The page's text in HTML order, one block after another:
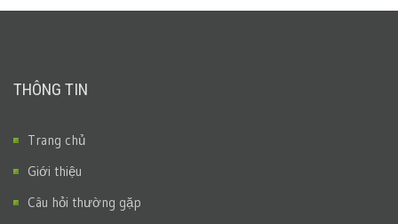
THÔNG TIN
Trang chủ
Giới thiệu
Câu hỏi thường gặp